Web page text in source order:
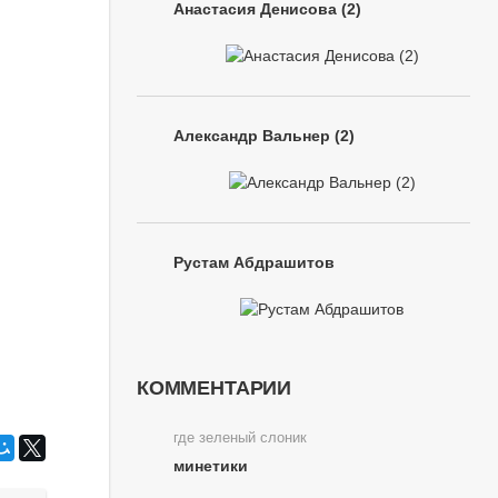
Анастасия Денисова (2)
Александр Вальнер (2)
Рустам Абдрашитов
КОММЕНТАРИИ
где зеленый слоник
минетики